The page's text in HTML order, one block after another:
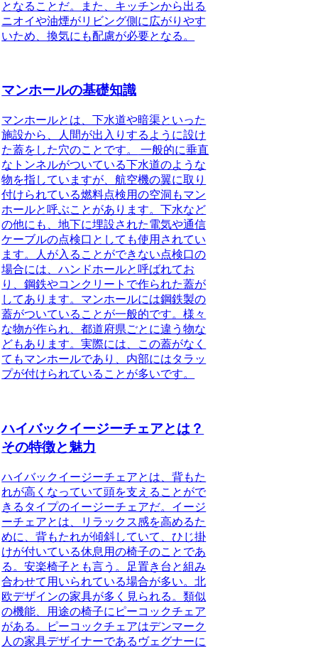
となることだ。また、キッチンから出る
ニオイや油煙がリビング側に広がりやす
いため、換気にも配慮が必要となる。
マンホールの基礎知識
マンホールとは、下水道や暗渠といった
施設から、人間が出入りするように設け
た蓋をした穴のことです。
一般的に垂直
なトンネルがついている下水道のような
物を指していますが、航空機の翼に取り
付けられている燃料点検用の空洞もマン
ホールと呼ぶことがあります。下水など
の他にも、地下に埋設された電気や通信
ケーブルの点検口としても使用されてい
ます。人が入ることができない点検口の
場合には、ハンドホールと呼ばれてお
り、鋼鉄やコンクリートで作られた蓋が
してあります。マンホールには鋼鉄製の
蓋がついていることが一般的です。様々
な物が作られ、都道府県ごとに違う物な
どもあります。実際には、この蓋がなく
てもマンホールであり、内部にはタラッ
プが付けられていることが多いです。
ハイバックイージーチェアとは？
その特徴と魅力
ハイバックイージーチェアとは、背もた
れが高くなっていて頭を支えることがで
きるタイプのイージーチェアだ。イージ
ーチェアとは、リラックス感を高めるた
めに、背もたれが傾斜していて、ひじ掛
けが付いている休息用の椅子のことであ
る。安楽椅子とも言う。足置き台と組み
合わせて用いられている場合が多い。北
欧デザインの家具が多く見られる。類似
の機能、用途の椅子にピーコックチェア
がある。ピーコックチェアはデンマーク
人の家具デザイナーであるヴェグナーに